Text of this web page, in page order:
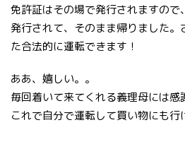
免許証はその場で発行されますの
発行されて、そのまま帰りました。
た合法的に運転できます！
ああ、嬉しい。。
毎回着いて来てくれる義理母には感
これで自分で運転して買い物にも行